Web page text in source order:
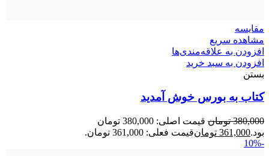
مقایسه
مشاهده سریع
افزودن به علاقه‌مندی‌ها
افزودن به سبد خرید
بستن
کتاب به بورس خوش آمدید
380,000 تومان
قیمت اصلی: 380,000 تومان
بود.361,000 تومانقیمت فعلی: 361,000 تومان.
-10%